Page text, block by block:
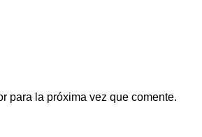
para la próxima vez que comente.